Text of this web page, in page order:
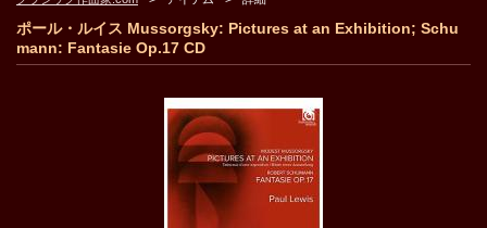
ポール・ルイス Mussorgsky: Pictures at an Exhibition; Schu
mann: Fantasie Op.17 CD